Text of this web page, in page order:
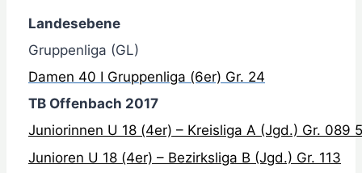
Landesebene
Gruppenliga (GL)
Damen 40 I Gruppenliga (6er) Gr. 24
TB Offenbach 2017
Juniorinnen U 18 (4er) – Kreisliga A (Jgd.) Gr. 089
Junioren U 18 (4er) – Bezirksliga B (Jgd.) Gr. 113